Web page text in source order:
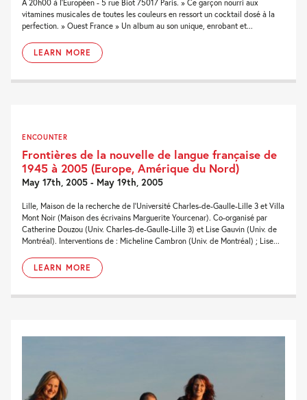
À 20h00 à l'Européen - 5 rue Biot 75017 Paris. » Ce garçon nourri aux
vitamines musicales de toutes les couleurs en ressort un cocktail dosé à la
perfection. » Ouest France » Un album au son unique, enrobant et...
LEARN MORE
ENCOUNTER
Frontières de la nouvelle de langue française de
1945 à 2005 (Europe, Amérique du Nord)
May 17th, 2005 - May 19th, 2005
Lille, Maison de la recherche de l’Université Charles-de-Gaulle-Lille 3 et Villa
Mont Noir (Maison des écrivains Marguerite Yourcenar). Co-organisé par
Catherine Douzou (Univ. Charles-de-Gaulle-Lille 3) et Lise Gauvin (Univ. de
Montréal). Interventions de : Micheline Cambron (Univ. de Montréal) ; Lise...
LEARN MORE